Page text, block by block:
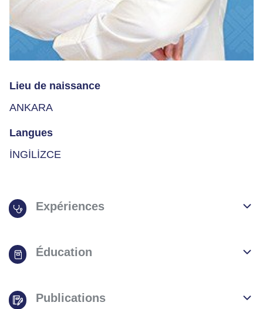
Lieu de naissance
ANKARA
Langues
İNGİLİZCE
Expériences
Éducation
Publications